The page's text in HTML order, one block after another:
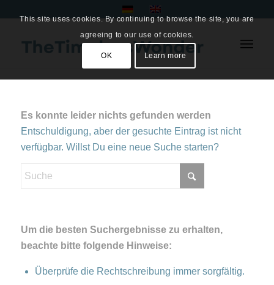
Es konnte leider nichts gefunden werden
Entschuldigung, aber der gesuchte Eintrag ist nicht
verfügbar. Willst Du eine neue Suche starten?
Um die besten Suchergebnisse zu erhalten,
beachte bitte folgende Hinweise:
Überprüfe die Rechtschreibung immer sorgfältig.
This site uses cookies. By continuing to browse the site, you are
agreeing to our use of cookies.
OK Learn more